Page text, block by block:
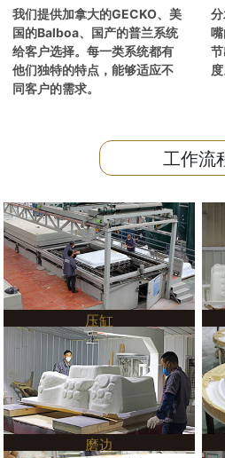
我们提供加拿大的GECKO、美
国的Balboa、国产的普兰系统
给客户选择。每一类系统都有
他们独特的特点，能够适应不
同客户的需求。
度
工作流
压缸
磨边